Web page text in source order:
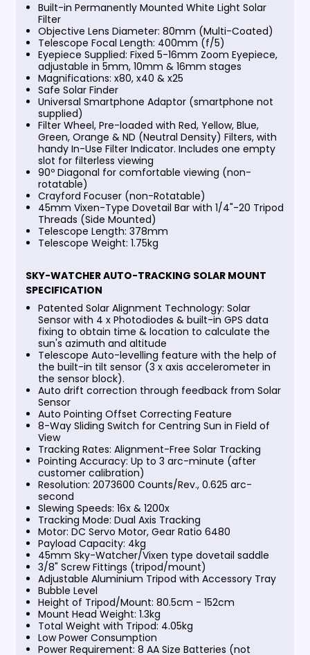
Built-in Permanently Mounted White Light Solar
Filter
Objective Lens Diameter: 80mm (Multi-Coated)
Telescope Focal Length: 400mm (f/5)
Eyepiece Supplied: Fixed 5-16mm Zoom Eyepiece,
adjustable in 5mm, 10mm & 16mm stages
Magnifications: x80, x40 & x25
Safe Solar Finder
Universal Smartphone Adaptor (smartphone not
supplied)
Filter Wheel, Pre-loaded with Red, Yellow, Blue,
Green, Orange & ND (Neutral Density) Filters, with
handy In-Use Filter Indicator. Includes one empty
slot for filterless viewing
90º Diagonal for comfortable viewing (non-
rotatable)
Crayford Focuser (non-Rotatable)
45mm Vixen-Type Dovetail Bar with 1/4"-20 Tripod
Threads (Side Mounted)
Telescope Length: 378mm
Telescope Weight: 1.75kg
SKY-WATCHER AUTO-TRACKING SOLAR MOUNT
SPECIFICATION
Patented Solar Alignment Technology: Solar
Sensor with 4 x Photodiodes & built-in GPS data
fixing to obtain time & location to calculate the
sun's azimuth and altitude
Telescope Auto-levelling feature with the help of
the built-in tilt sensor (3 x axis accelerometer in
the sensor block).
Auto drift correction through feedback from Solar
Sensor
Auto Pointing Offset Correcting Feature
8-Way Sliding Switch for Centring Sun in Field of
View
Tracking Rates: Alignment-Free Solar Tracking
Pointing Accuracy: Up to 3 arc-minute (after
customer calibration)
Resolution: 2073600 Counts/Rev., 0.625 arc-
second
Slewing Speeds: 16x & 1200x
Tracking Mode: Dual Axis Tracking
Motor: DC Servo Motor, Gear Ratio 6480
Payload Capacity: 4kg
45mm Sky-Watcher/Vixen type dovetail saddle
3/8" Screw Fittings (tripod/mount)
Adjustable Aluminium Tripod with Accessory Tray
Bubble Level
Height of Tripod/Mount: 80.5cm - 152cm
Mount Head Weight: 1.3kg
Total Weight with Tripod: 4.05kg
Low Power Consumption
Power Requirement: 8 AA Size Batteries (not